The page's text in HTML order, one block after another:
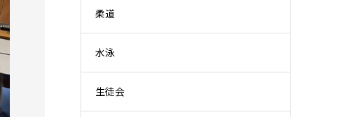
柔道
水泳
生徒会